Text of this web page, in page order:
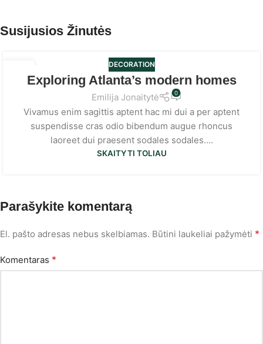
Susijusios Žinutės
DECORATION
Exploring Atlanta’s modern homes
Emilija Jonaitytė 0
Vivamus enim sagittis aptent hac mi dui a per aptent
suspendisse cras odio bibendum augue rhoncus
laoreet dui praesent sodales sodales....
SKAITYTI TOLIAU
Parašykite komentarą
El. pašto adresas nebus skelbiamas. Būtini laukeliai pažymėti *
Komentaras *